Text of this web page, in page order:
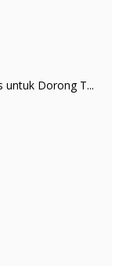
untuk Dorong T...